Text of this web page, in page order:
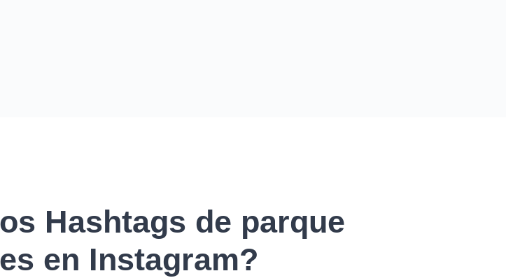
Hashtags de parque
en Instagram?